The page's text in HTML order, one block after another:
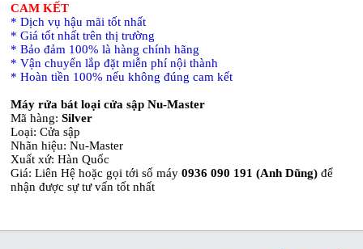
CAM KẾT
* Dịch vụ hậu mãi tốt nhất
* Giá tốt nhất trên thị trường
* Bảo đảm 100% là hàng chính hãng
* Vận chuyển lắp đặt miễn phí nội thành
* Hoàn tiền 100% nếu không đúng cam kết
Máy rửa bát loại cửa sập Nu-Master
Mã hàng:Silver
Loại: Cửa sập
Nhãn hiệu: Nu-Master
Xuất xứ: Hàn Quốc
Giá: Liên Hệ hoặc gọi tới số máy0936 090 191 (Anh Dũng)để
nhận được sự tư vấn tốt nhất